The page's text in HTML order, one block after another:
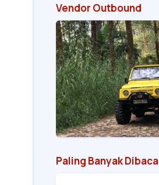
Vendor Outbound
Paling Banyak Dibaca